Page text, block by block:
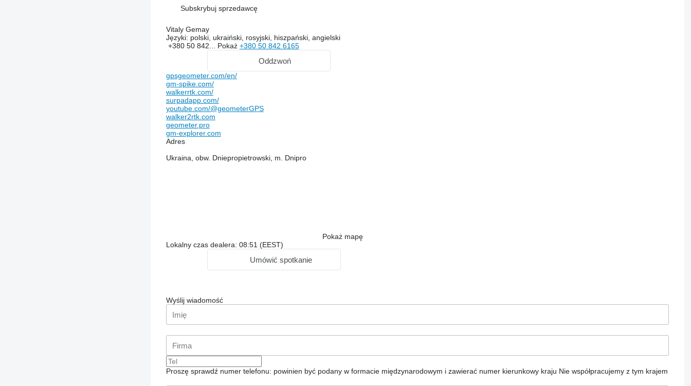
Subskrybuj sprzedawcę
Vitaly Gemay
Języki: polski, ukraiński, rosyjski, hiszpański, angielski
+380 50 842... Pokaż +380 50 842 6165
Oddzwoń
gpsgeometer.com/en/
gm-spike.com/
walkerrtk.com/
surpadapp.com/
youtube.com/@geometerGPS
walker2rtk.com
geometer.pro
gm-explorer.com
Adres
Ukraina, obw. Dniepropietrowski, m. Dnipro
Pokaż mapę
Lokalny czas dealera: 08:51 (EEST)
Umówić spotkanie
Wyślij wiadomość
Proszę sprawdź numer telefonu: powinien być podany w formacie międzynarodowym i zawierać numer kierunkowy kraju Nie współpracujemy z tym krajem